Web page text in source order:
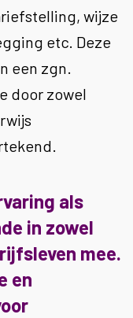
wijze
etc. Deze
een zgn.
door zowel
als
in zowel
mee.
en